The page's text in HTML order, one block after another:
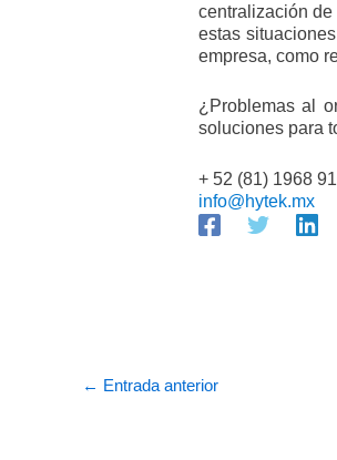
centralización
estas
empresa, como
¿Problemas al
soluciones para
+ 52 (81) 1968
info@hytek.mx
← Entrada anterior